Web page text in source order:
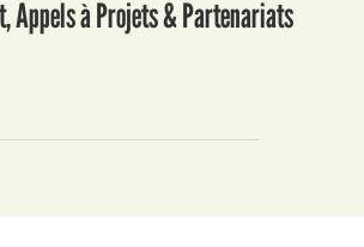
Appels à Projets & Partenariats